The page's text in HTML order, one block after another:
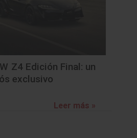
Z4 Edición Final: un
exclusivo
Leer más »